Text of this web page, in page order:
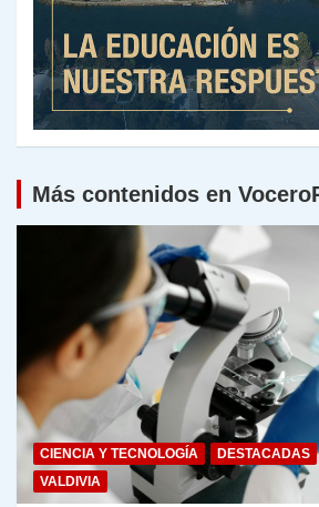
Más contenidos en
CIENCIA Y TECNOLOGÍA DESTACADAS
VALDIVIA